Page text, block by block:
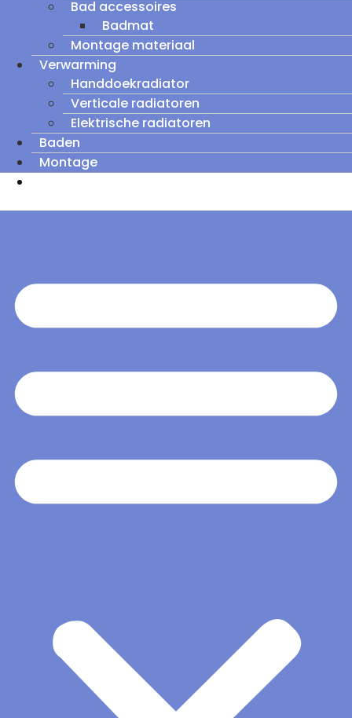
Bad accessoires
Badmat
Montage materiaal
Verwarming
Handdoekradiator
Verticale radiatoren
Elektrische radiatoren
Baden
Montage